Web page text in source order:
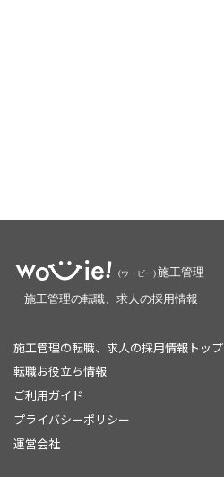
施工管理の転職、求人の採用情報トップ
転職お役立ち情報
ご利用ガイド
プライバシーポリシー
運営会社